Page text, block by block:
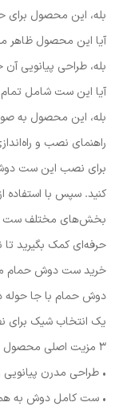
بله، این محصول برای
آیا این محصول ظاهر
بله، طراحی پیانویی
آیا این ست شامل
بله، این محصول به
راهنمای نصب و
برای نصب این ست
کنید. سپس با استفاده
بخش‌های مختلف ست را
حرفه‌ای کمک بگیرید
دوش حمام با جا حوله
یک انتخاب شیک برای
۳ مزیت اصلی محصول
• طراحی مدرن
• ست کامل دوش به